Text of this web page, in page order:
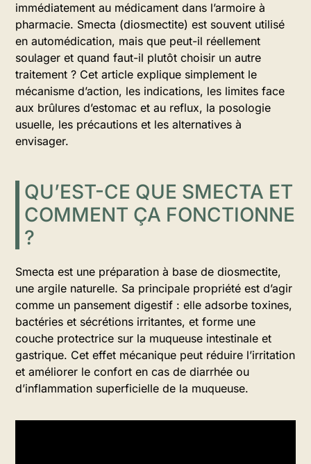
immédiatement au médicament dans l’armoire à
pharmacie. Smecta (diosmectite) est souvent utilisé
en automédication, mais que peut-il réellement
soulager et quand faut-il plutôt choisir un autre
traitement ? Cet article explique simplement le
mécanisme d’action, les indications, les limites face
aux brûlures d’estomac et au reflux, la posologie
usuelle, les précautions et les alternatives à
envisager.
QU’EST-CE QUE SMECTA ET
COMMENT ÇA FONCTIONNE
?
Smecta est une préparation à base de diosmectite,
une argile naturelle. Sa principale propriété est d’agir
comme un pansement digestif : elle adsorbe toxines,
bactéries et sécrétions irritantes, et forme une
couche protectrice sur la muqueuse intestinale et
gastrique. Cet effet mécanique peut réduire l’irritation
et améliorer le confort en cas de diarrhée ou
d’inflammation superficielle de la muqueuse.